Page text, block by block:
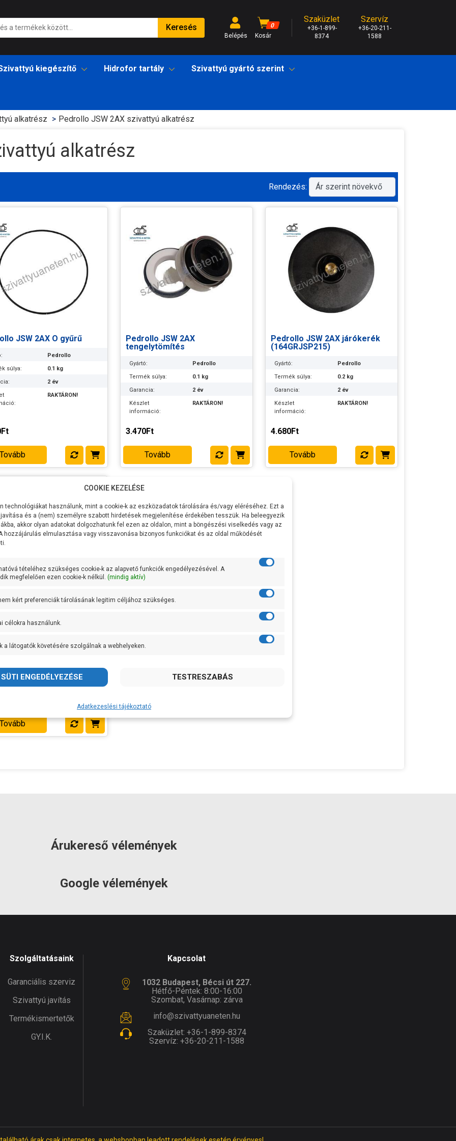
Keresés
Belépés
0
Kosár
Szaküzlet
+36-1-899-
8374
Szervíz
+36-20-211-
1588
kiegészítő Hidrofor tartály Szivattyú gyártó szerint
alkatrész Pedrollo JSW 2AX szivattyú alkatrész
alkatrész
Rendezés:
JSW 2AX O gyűrű
Pedrollo
súlya:
0.1 kg
2 év
RAKTÁRON!
Tovább
Pedrollo JSW 2AX
tengelytömítés
Gyártó:
Pedrollo
Termék súlya:
0.1 kg
Garancia:
2 év
Készlet
információ:
RAKTÁRON!
3.470Ft
Tovább
Pedrollo JSW 2AX járókerék
(164GRJSP215)
Gyártó:
Pedrollo
Termék súlya:
0.2 kg
Garancia:
2 év
Készlet
információ:
RAKTÁRON!
4.680Ft
Tovább
súlya:
0.3 kg
RAKTÁRON!
Tovább
Árukereső vélemények
Google vélemények
Szolgáltatásaink
Garanciális szerviz
Szivattyú javítás
Termékismertetők
GY.I.K.
Kapcsolat
1032 Budapest, Bécsi út 227.
Hétfő-Péntek: 8:00-16:00
Szombat, Vasárnap: zárva
info@szivattyuaneten.hu
Szaküzlet: +36-1-899-8374
Szervíz: +36-20-211-1588
COOKIE KEZELÉSE
technológiákat használunk, mint a cookie-k az eszközadatok tárolására és/vagy eléréséhez. Ezt a
és a (nem) személyre szabott hirdetések megjelenítése érdekében tesszük. Ha beleegyezik
akkor olyan adatokat dolgozhatunk fel ezen az oldalon, mint a böngészési viselkedés vagy az
hozzájárulás elmulasztása vagy visszavonása bizonyos funkciókat és az oldal működését
tételéhez szükséges cookie-k az alapvető funkciók engedélyezésével. A
megfelelően ezen cookie-k nélkül. (mindig aktív)
kért preferenciák tárolásának legitim céljához szükséges.
célokra használunk.
a látogatók követésére szolgálnak a webhelyeken.
Adatkezeslési tájékoztató